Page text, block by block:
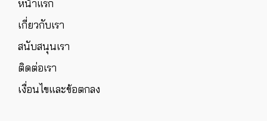
หน้าแรก
เกี่ยวกับเรา
สนับสนุนเรา
ติดต่อเรา
เงื่อนไขและข้อตกลง